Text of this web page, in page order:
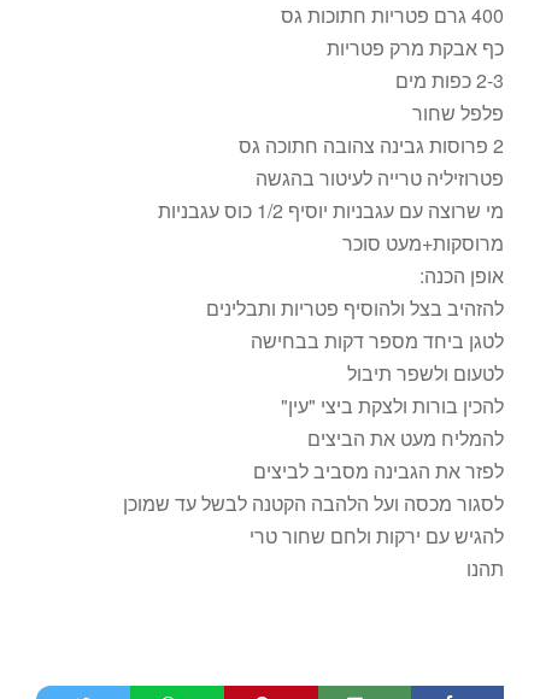
400 גרם פטריות חתוכות גס
כף אבקת מרק פטריות
2-3 כפות מים
פלפל שחור
2 פרוסות גבינה צהובה חתוכה גס
פטרוזיליה טרייה לעיטור בהגשה
מי שרוצה עם עגבניות יוסיף 1/2 כוס עגבניות
מרוסקות+מעט סוכר
אופן הכנה:
להזהיב בצל ולהוסיף פטריות ותבלינים
לטגן ביחד מספר דקות בבחישה
לטעום ולשפר תיבול
להכין בורות ולצקת ביצי "עין"
להמליח מעט את הביצים
לפזר את הגבינה מסביב לביצים
לסגור מכסה ועל הלהבה הקטנה לבשל עד שמוכן
להגיש עם ירקות ולחם שחור טרי
תהנו